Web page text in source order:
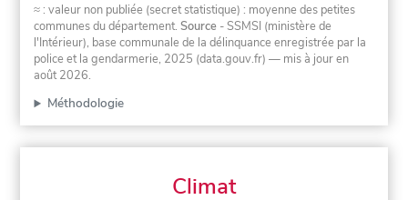
≈ : valeur non publiée (secret statistique) : moyenne des petites
communes du département.Source - SSMSI (ministère de
l'Intérieur), base communale de la délinquance enregistrée par la
police et la gendarmerie, 2025 (data.gouv.fr) — mis à jour en
août 2026.
Méthodologie
Climat